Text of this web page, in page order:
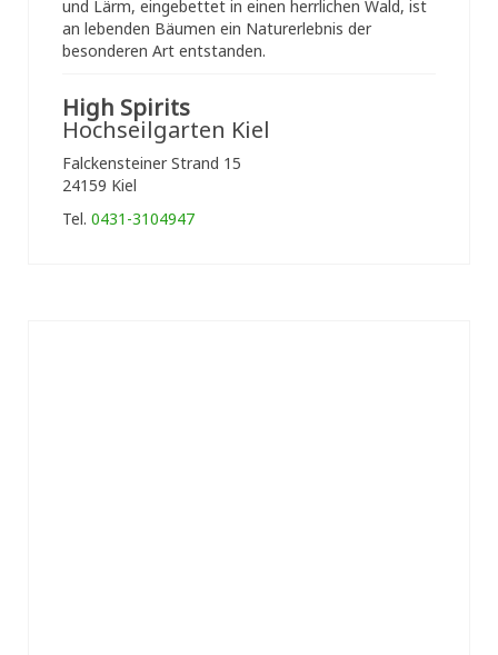
und Lärm, eingebettet in einen herrlichen Wald, ist
an lebenden Bäumen ein Naturerlebnis der
besonderen Art entstanden.
High Spirits
Hochseilgarten Kiel
Falckensteiner Strand 15
24159 Kiel
Tel. 0431-3104947